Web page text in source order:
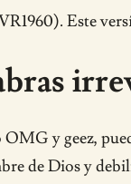
Este
y geez,
de Dios y